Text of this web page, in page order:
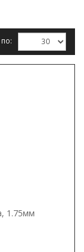
1.75мм